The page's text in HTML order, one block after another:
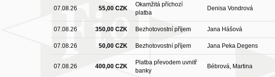
07.08.26 55,00 CZK
Okamžitá příchozí
platba
Denisa Vondrová
07.08.26 350,00 CZK Bezhotovostní příjem Jana Hášová
07.08.26 50,00 CZK Bezhotovostní příjem Jana Peka Degens
07.08.26 400,00 CZK
Platba převodem uvnitř
banky
Bébrová, Martina